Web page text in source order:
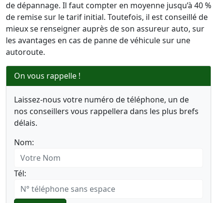
de dépannage. Il faut compter en moyenne jusqu’à 40 %
de remise sur le tarif initial. Toutefois, il est conseillé de
mieux se renseigner auprès de son assureur auto, sur
les avantages en cas de panne de véhicule sur une
autoroute.
On vous rappelle !
Laissez-nous votre numéro de téléphone, un de
nos conseillers vous rappellera dans les plus brefs
délais.
Nom:
Tél: